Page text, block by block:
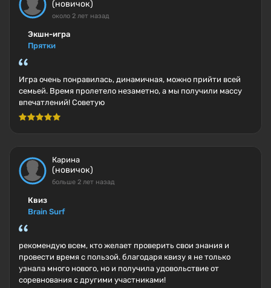
(новичок)
около 2 лет назад
Экшн-игра
Прятки
Игра очень понравилась, динамичная, можно прийти всей
семьей. Время пролетело незаметно, а мы получили массу
впечатлений! Советую
Карина
(новичок)
больше 2 лет назад
Квиз
Brain Surf
рекомендую всем, кто желает проверить свои знания и
провести время с пользой. благодаря квизу я не только
узнала много нового, но и получила удовольствие от
соревнования с другими участниками!